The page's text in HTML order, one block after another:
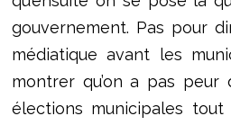
gouvernement. Pas pour
médiatique avant les
montrer qu’on a pas
élections municipales tout